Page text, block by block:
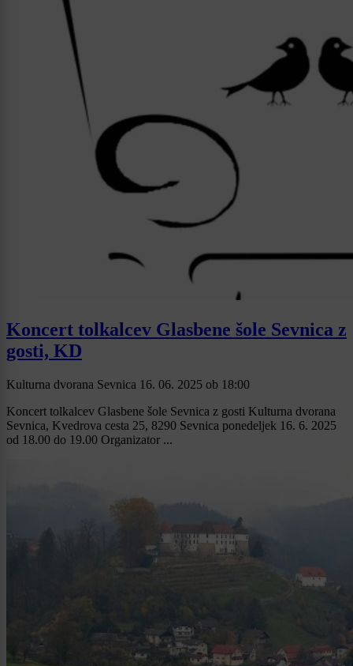
Koncert tolkalcev Glasbene šole Sevnica z
gosti, KD
Kulturna dvorana Sevnica 16. 06. 2025 ob 18:00
Koncert tolkalcev Glasbene šole Sevnica z gosti Kulturna dvorana
Sevnica, Kvedrova cesta 25, 8290 Sevnica ponedeljek 16. 6. 2025
od 18.00 do 19.00 Organizator ...